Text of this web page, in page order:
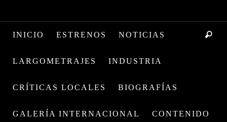
INICIO ESTRENOS NOTICIAS
LARGOMETRAJES INDUSTRIA
CRÍTICAS LOCALES BIOGRAFÍAS
GALERÍA INTERNACIONAL CONTENIDO